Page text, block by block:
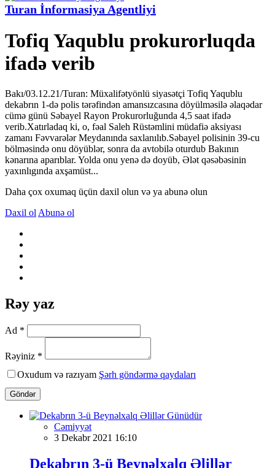
Turan İnformasiya Agentliyi
Tofiq Yaqublu prokurorluqda
ifadə verib
Bakı/03.12.21/Turan: Müxalifətyönlü siyasətçi Tofiq Yaqublu
dekabrın 1-də polis tərəfindən amansızcasına döyülməsilə əlaqədar
cümə günü Səbayel Rayon Prokurorluğunda 4,5 saat ifadə
verib.Xatırladaq ki, o, fəal Saleh Rüstəmlini müdafiə aksiyası
zamanı Fəvvarələr Meydanında saxlanılıb.Səbayel polisinin 39-cu
bölməsində onu döyüblər, sonra da avtobilə oturdub Bakının
kənarına aparıblar. Yolda onu yenə də doyüb, Ələt qəsəbəsinin
yaxınlıgında axşamüst...
Daha çox oxumaq üçün daxil olun və ya abunə olun
Daxil ol Abunə ol
Rəy yaz
Ad *
Rəyiniz *
Oxudum və razıyam Şərh göndərmə qaydaları
Göndər
Cəmiyyət
3 Dekabr 2021 16:10
Dekabrın 3-ü Beynəlxalq Əlillər